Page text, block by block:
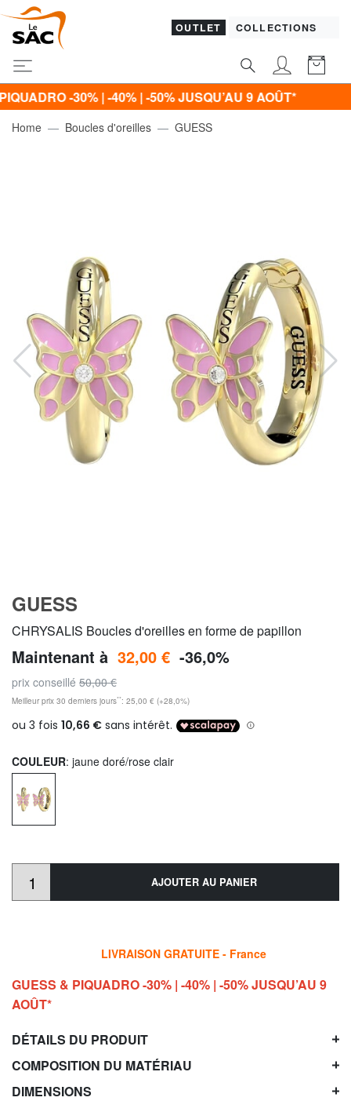
OUTLET COLLECTIONS
-30% | -40% | -50% JUSQU’AU 9 AOÛT*
Home Boucles d'oreilles GUESS
GUESS
CHRYSALIS Boucles d'oreilles en forme de papillon
Maintenant à 32,00 € -36,0%
prix conseillé 50,00 €
Meilleur prix 30 derniers jours**: 25,00 € (+28,0%)
COULEUR: jaune doré/rose clair
AJOUTER AU PANIER
LIVRAISON GRATUITE - France
GUESS & PIQUADRO -30% | -40% | -50% JUSQU’AU 9
AOÛT*
DÉTAILS DU PRODUIT
COMPOSITION DU MATÉRIAU
DIMENSIONS